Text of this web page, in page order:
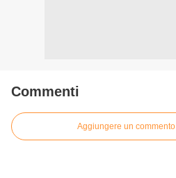
Commenti
Aggiungere un commento